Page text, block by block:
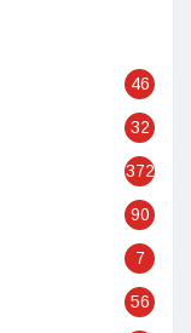
46
32
372
90
7
56